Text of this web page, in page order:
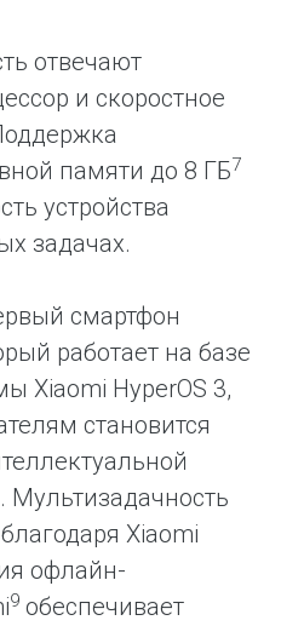
отвечают
и скоростное
памяти до 8 ГБ7
устройства
задачах.
смартфон
работает на базе
Xiaomi HyperOS 3,
становится
Xiaomi
офлайн-
9 обеспечивает